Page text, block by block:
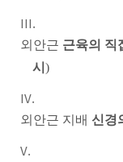
외안근 근육의 직
시 )
외안근 지배 신경